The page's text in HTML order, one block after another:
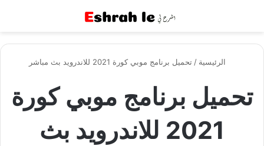
الرئيسية / تحميل برنامج موبي كورة 2021 للاندرويد بث مباشر
تحميل برنامج موبي كورة
2021 للاندرويد بث